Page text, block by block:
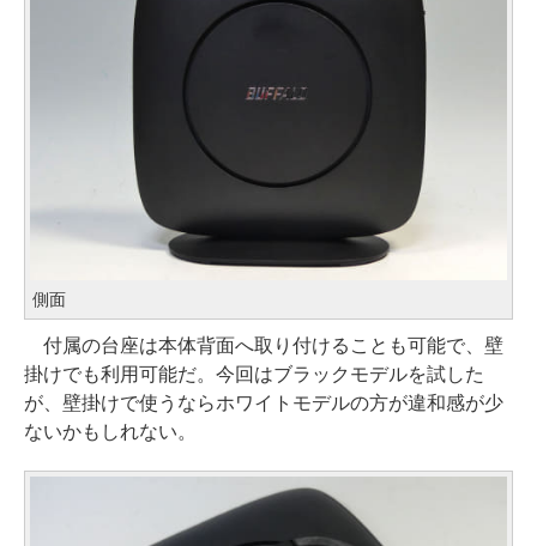
側面
付属の台座は本体背面へ取り付けることも可能で、壁
掛けでも利用可能だ。今回はブラックモデルを試した
が、壁掛けで使うならホワイトモデルの方が違和感が少
ないかもしれない。